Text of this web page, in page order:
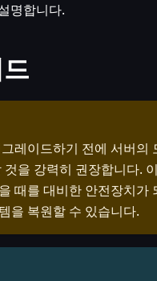
명합니다.
레이드하기 전에 서버의
것을 강력히 권장합니다.
때를 대비한 안전장치가
을 복원할 수 있습니다.